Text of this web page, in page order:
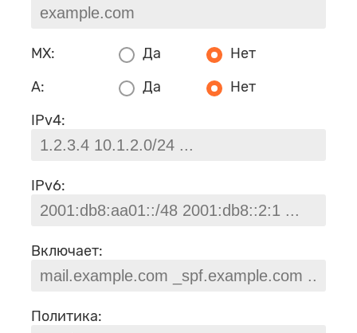
MX: Да
Нет
A:
Да
Нет
IPv4:
IPv6:
Включает:
Политика: